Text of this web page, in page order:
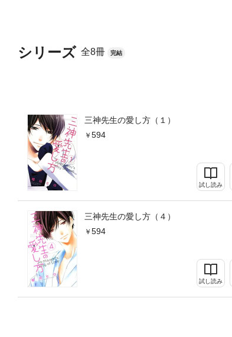
シリーズ 全8冊 完結
三神先生の愛し方（１）
594
試し読み
三神先生の愛し方（４）
594
試し読み